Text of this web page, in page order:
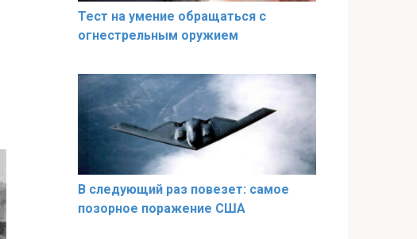
Тест на умение обращаться с
огнестрельным оружием
В следующий раз повезет: самое
позорное поражение США